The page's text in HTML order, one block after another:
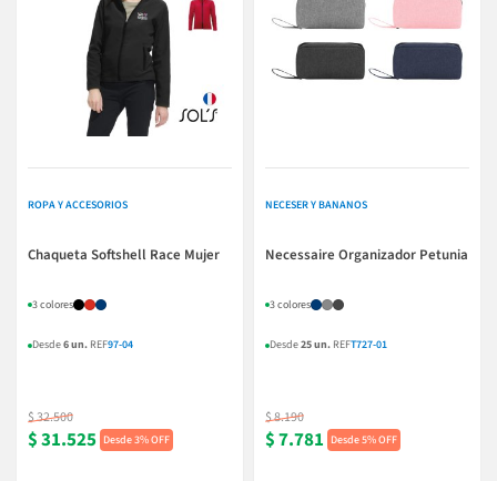
ROPA Y ACCESORIOS
Chaqueta Softshell Race Mujer
3 colores
Desde6 un. REF97-04
$ 32.500
$ 31.525 3% OFF
NECESER Y BANANOS
Necessaire Organizador Petunia
3 colores
Desde25 un. REFT727-01
$ 8.190
$ 7.781 5% OFF